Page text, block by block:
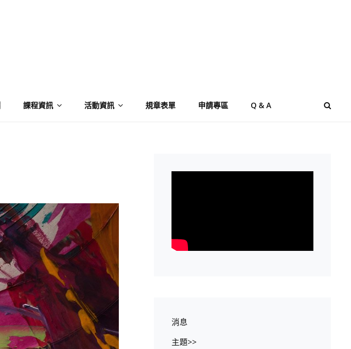
課程資訊 活動資訊 規章表單 申請專區
Q & A
消息
主題>>